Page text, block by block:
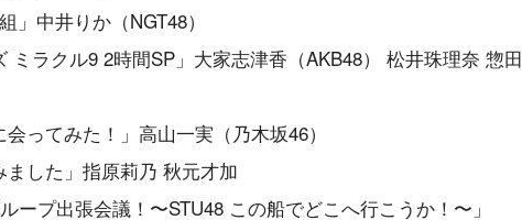
」中井りか（NGT48）
ミラクル9 2時間SP」大家志津香（AKB48） 松井珠理奈 惣田
ってみた！」高山一実（乃木坂46）
した」指原莉乃 秋元才加
ープ出張会議！〜STU48 この船でどこへ行こうか！〜」